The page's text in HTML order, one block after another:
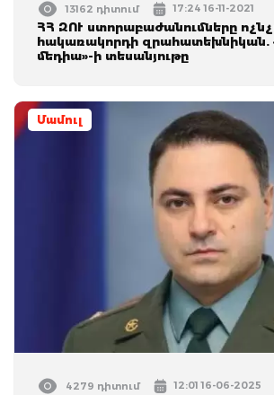
13162 դիտում 17:24 16-11-2021
ՀՀ ԶՈՒ ստորաբաժանումները
հակառակորդի զրահատեխնիկան.
մեդիա»-ի տեսանյութը
Մամուլ
4279 դիտում 12:01 16-06-2025